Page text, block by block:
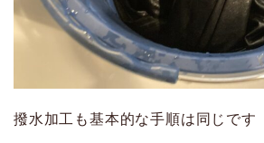
撥水加工も基本的な手順は同じです